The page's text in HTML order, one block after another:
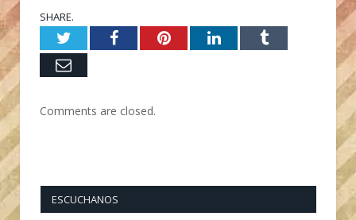
SHARE.
TwitterFacebookPinterestLinkedInTumblr
Email
Comments are closed.
ESCUCHANOS